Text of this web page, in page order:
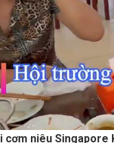
cơm niêu